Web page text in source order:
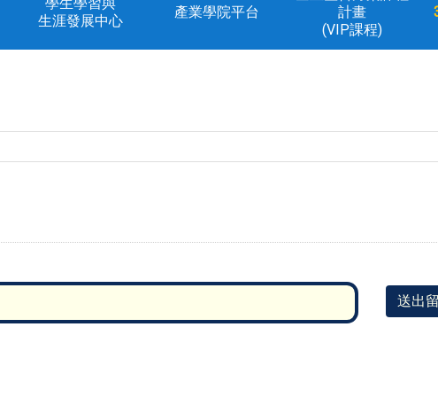
生涯發展中心
產業學院平台
計畫
(VIP課程)
送出